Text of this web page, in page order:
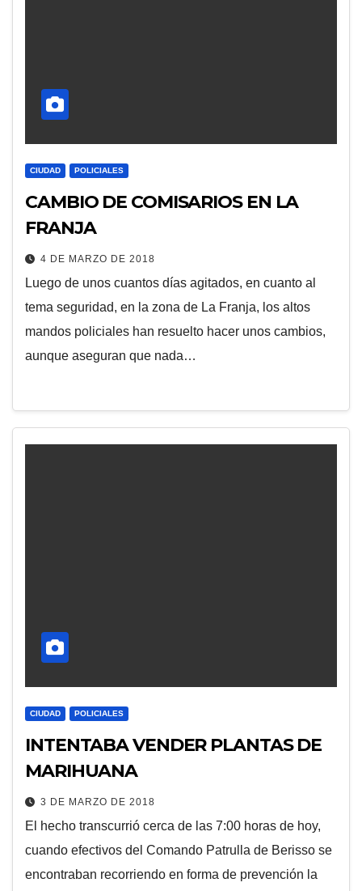
CIUDAD POLICIALES
CAMBIO DE COMISARIOS EN LA
FRANJA
4 DE MARZO DE 2018
Luego de unos cuantos días agitados, en cuanto al
tema seguridad, en la zona de La Franja, los altos
mandos policiales han resuelto hacer unos cambios,
aunque aseguran que nada…
CIUDAD POLICIALES
INTENTABA VENDER PLANTAS DE
MARIHUANA
3 DE MARZO DE 2018
El hecho transcurrió cerca de las 7:00 horas de hoy,
cuando efectivos del Comando Patrulla de Berisso se
encontraban recorriendo en forma de prevención la